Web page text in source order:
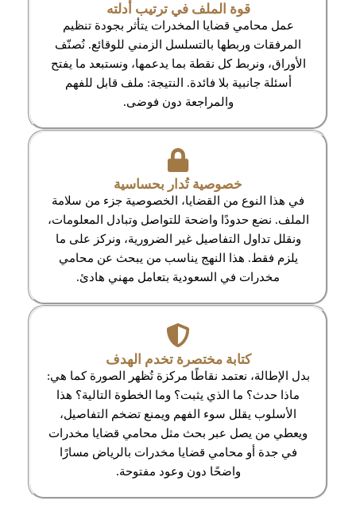
قوة الملف في ترتيب أدلته
عمل محامي قضايا المخدرات يتأثر بجودة تنظيم
المرفقات وربطها بالتسلسل الزمني للوقائع. نُصنّف
الأوراق، ونربط كل نقطة بما يدعمها، ونستبعد ما يفتح
أسئلة جانبية بلا فائدة. النتيجة: ملف قابل للفهم
والمراجعة دون فوضى.
خصوصية تُدار بحساسية
في هذا النوع من القضايا، الخصوصية جزء من سلامة
الملف. نضع حدودًا واضحة للتواصل وتبادل المعلومات،
ونقلل تداول التفاصيل غير الضرورية، ونركز على ما
يلزم فقط. هذا النهج يناسب من يبحث عن محامي
مخدرات في السعودية بتعامل مهني هادئ.
كتابة مختصرة تخدم الهدف
بدل الإطالة، نعتمد نقاطًا مركزة تُظهر الصورة كما هي:
ماذا حدث؟ ما الذي يثبت؟ وما الخطوة التالية؟ هذا
الأسلوب يقلل سوء الفهم ويمنع تضخم التفاصيل،
ويعطي من يصل عبر بحث مثل محامي قضايا مخدرات
في جدة أو محامي قضايا مخدرات بالرياض مسارًا
واضحًا دون وعود مفتوحة.